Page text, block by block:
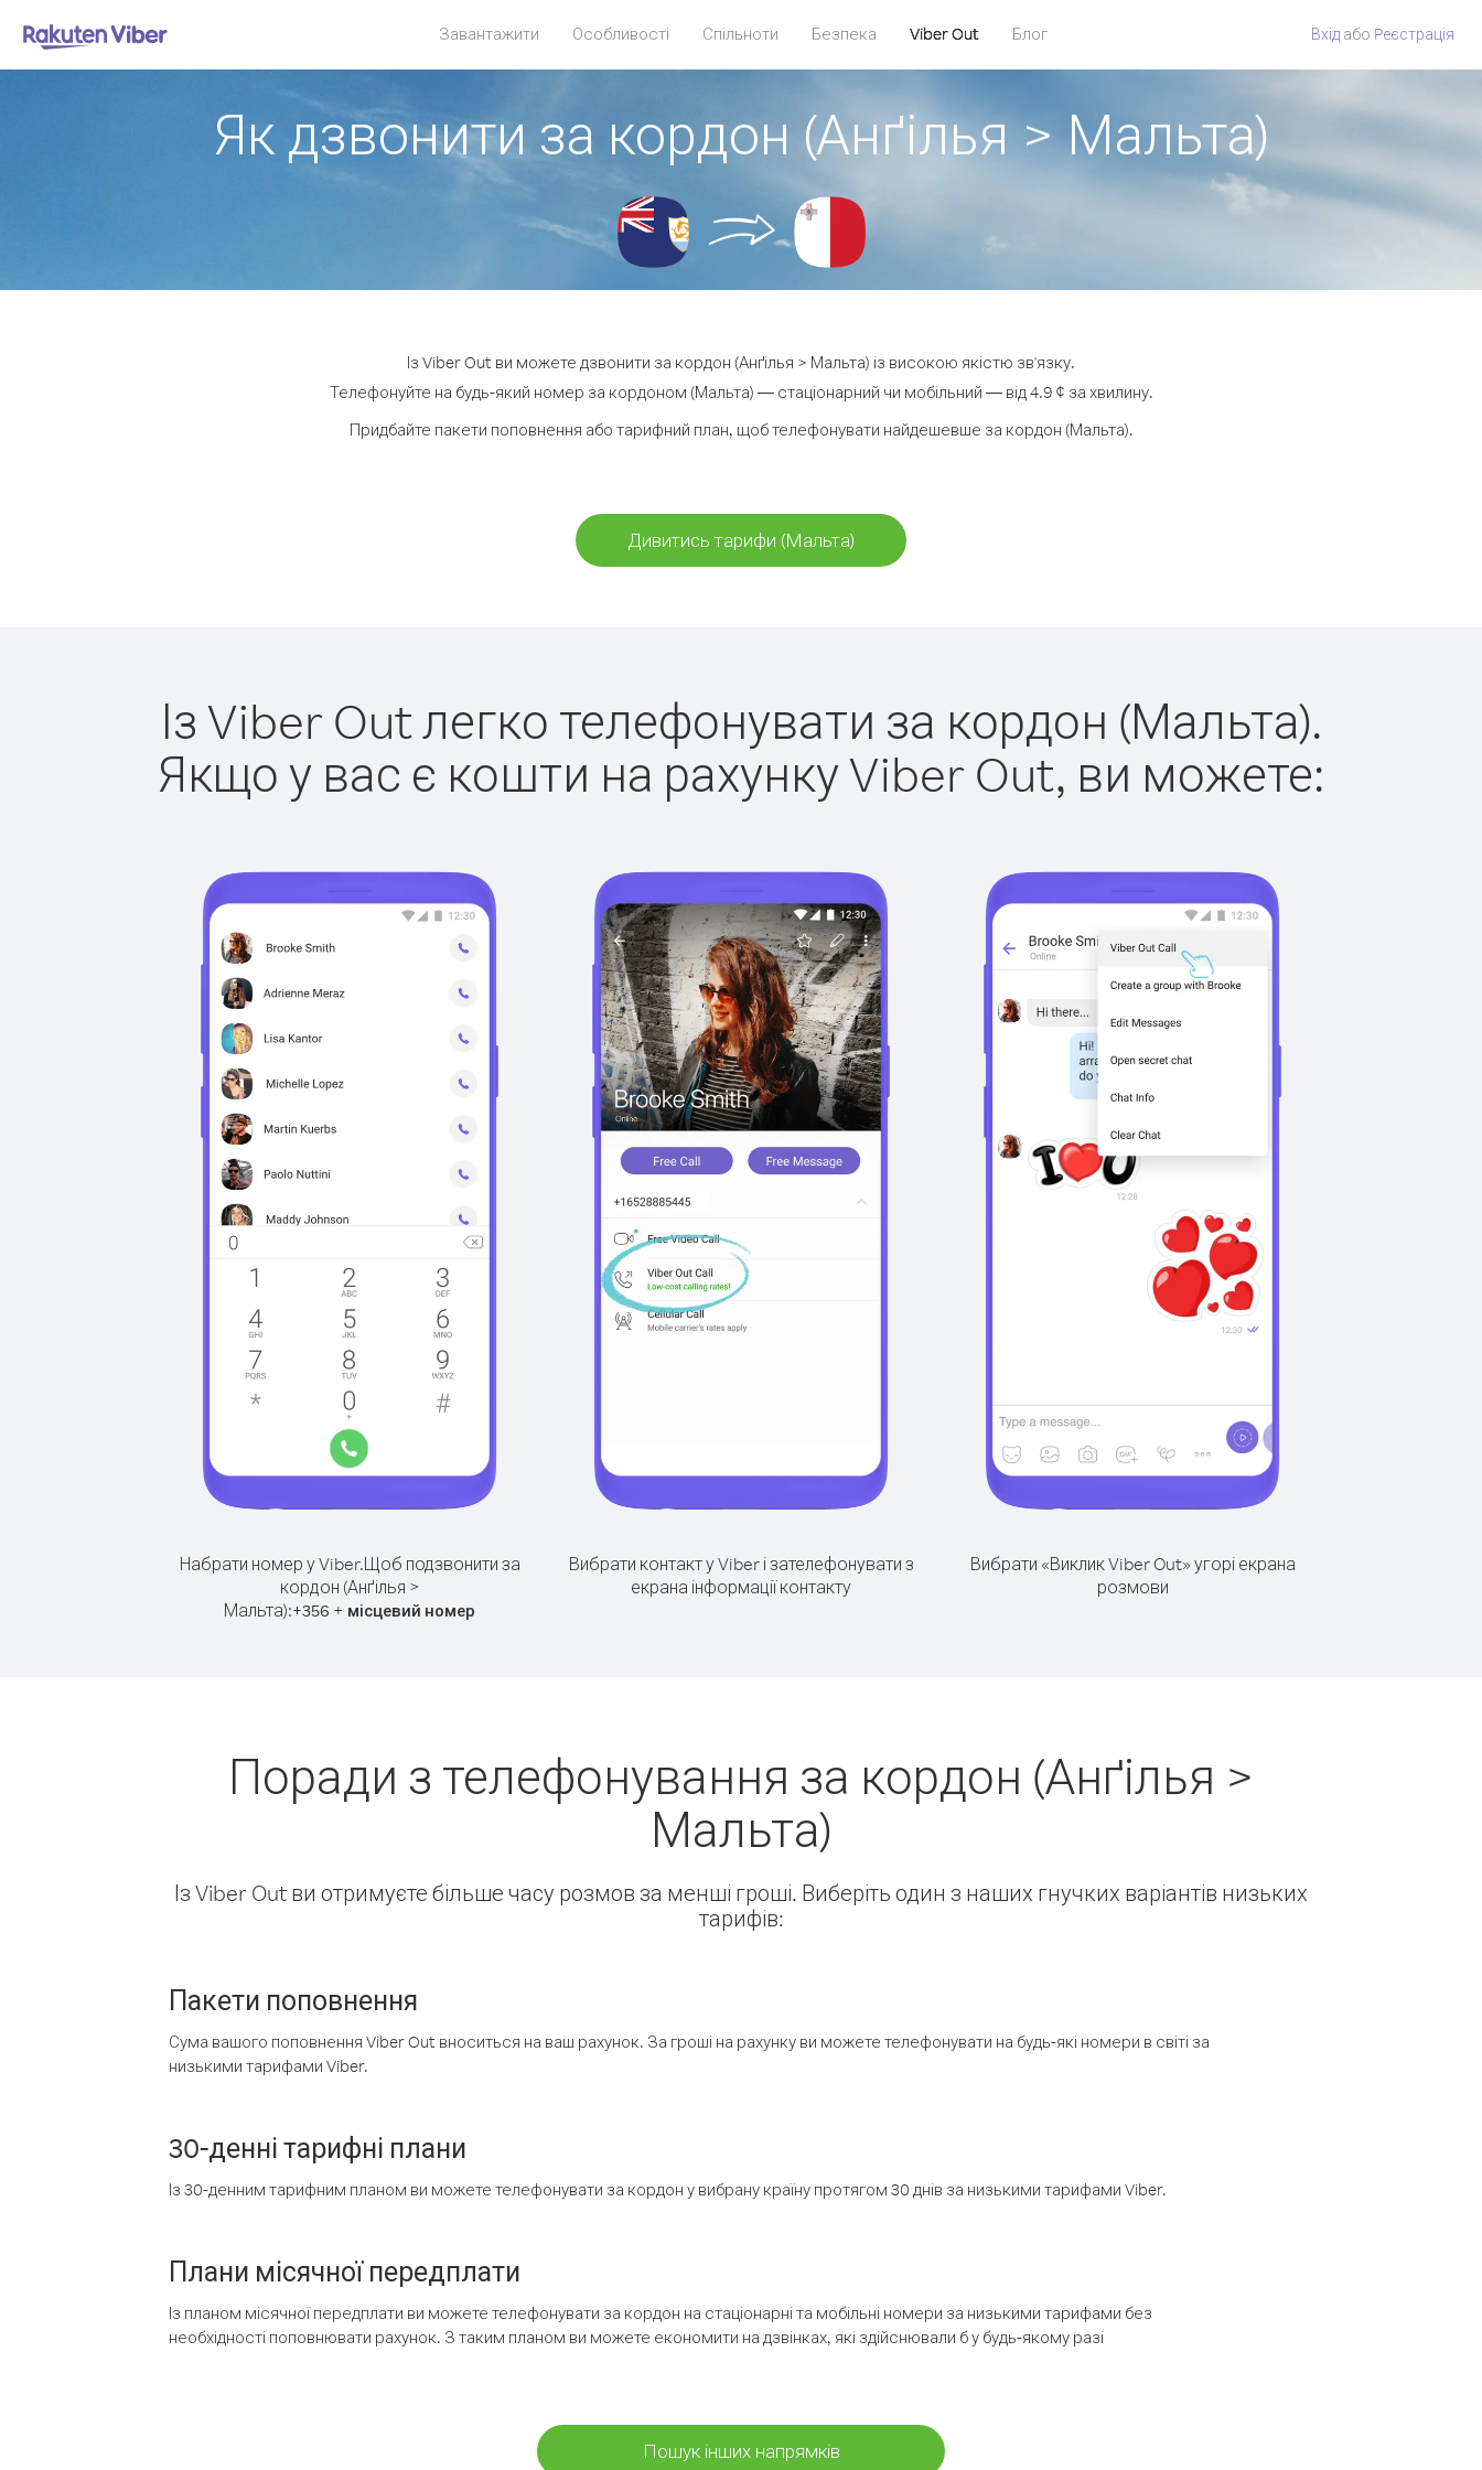
Завантажити Особливості Спільноти Безпека Viber Out Блог Вхід або Pеєстрація
Як дзвонити за кордон (Анґілья > Мальта)
Із Viber Out ви можете дзвонити за кордон (Анґілья > Мальта) із високою якістю зв'язку.
Телефонуйте на будь-який номер за кордоном (Мальта) — стаціонарний чи мобільний — від 4.9 ¢ за хвилину.
Придбайте пакети поповнення або тарифний план, щоб телефонувати найдешевше за кордон (Мальта).
Дивитись тарифи (Мальта)
Із Viber Out легко телефонувати за кордон (Мальта).
Якщо у вас є кошти на рахунку Viber Out, ви можете:
Набрати номер у Viber.Щоб подзвонити за
кордон (Анґілья >
Мальта):+356 + місцевий номер
Вибрати контакт у Viber і зателефонувати з
екрана інформації контакту
Вибрати «Виклик Viber Out» угорі екрана
розмови
Поради з телефонування за кордон (Анґілья >
Мальта)
Із Viber Out ви отримуєте більше часу розмов за менші гроші. Виберіть один з наших гнучких варіантів низьких
тарифів:
Пакети поповнення
Сума вашого поповнення Viber Out вноситься на ваш рахунок. За гроші на рахунку ви можете телефонувати на будь-які номери в світі за
низькими тарифами Viber.
30-денні тарифні плани
Із 30-денним тарифним планом ви можете телефонувати за кордон у вибрану країну протягом 30 днів за низькими тарифами Viber.
Плани місячної передплати
Із планом місячної передплати ви можете телефонувати за кордон на стаціонарні та мобільні номери за низькими тарифами без
необхідності поповнювати рахунок. З таким планом ви можете економити на дзвінках, які здійснювали б у будь-якому разі
Пошук інших напрямків